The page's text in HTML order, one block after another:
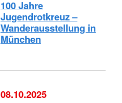
100 Jahre
Jugendrotkreuz –
Wanderausstellung in
München
08.10.2025